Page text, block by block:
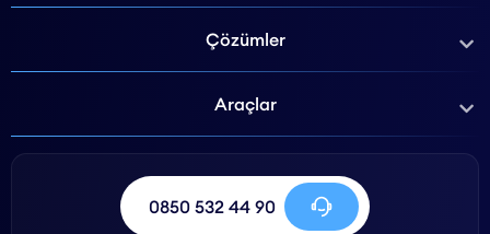
Çözümler
Araçlar
0850 532 44 90